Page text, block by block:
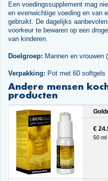
Een voedingssupplement mag
en evenwichtige voeding en van
gebruikt. De dagelijks
voorkeur te bewaren op een
van kinderen.
Doelgroep: Mannen en vrouwen
Verpakking: Pot met 60 softgels
Andere mensen
producten
€
50 ml